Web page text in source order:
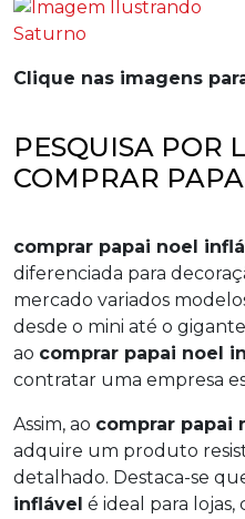
Clique nas imagens
PESQUISA POR
COMPRAR
comprar papai noel
diferenciada para
mercado variados
desde o mini até o
ao comprar papai noel
contratar uma empresa
Assim, ao comprar papai
adquire um produto
detalhado. Destaca-se
inflável é ideal para lojas,